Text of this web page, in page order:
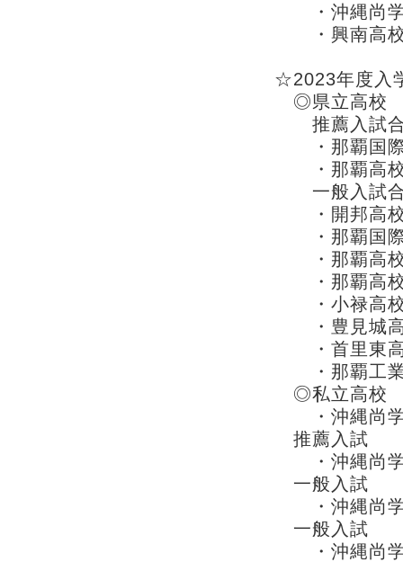
・沖縄尚学
・興南
☆2023年度入
◎県立高校
推薦入試
・那覇国
・那覇
一般入試
・開邦高校
・那覇国際
・那覇
・那覇
・小禄高
・豊見城
・首里東
・那覇工業
◎私立高校
・沖縄尚
推薦入試
・沖縄尚
一般入試
・沖縄尚学
一般入試
・沖縄尚学